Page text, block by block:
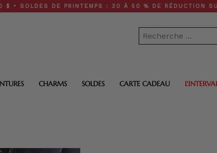
DE PRINTEMPS : 30 À 50 % DE RÉDUCTION SUR TOUT
CHARMS SOLDES CARTE CADEAU